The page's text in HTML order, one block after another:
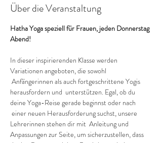
Über die Veranstaltung
Hatha Yoga speziell für Frauen, jeden Donnerstag
Abend!
In dieser inspirierenden Klasse werden
Variationen angeboten, die sowohl
Anfängerinnen als auch fortgeschrittene Yogis
herausfordern und  unterstützen. Egal, ob du
deine Yoga-Reise gerade beginnst oder nach
einer neuen Herausforderung suchst, unsere
Lehrerinnen stehen dir mit  Anleitung und
Anpassungen zur Seite, um sicherzustellen, dass